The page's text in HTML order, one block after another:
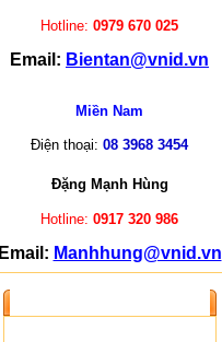
Hotline: 0979 670 025
Email: Bientan@vnid.vn
Miền Nam
Điện thoại: 08 3968 3454
Đặng Mạnh Hùng
Hotline: 0917 320 986
Email: Manhhung@vnid.vn